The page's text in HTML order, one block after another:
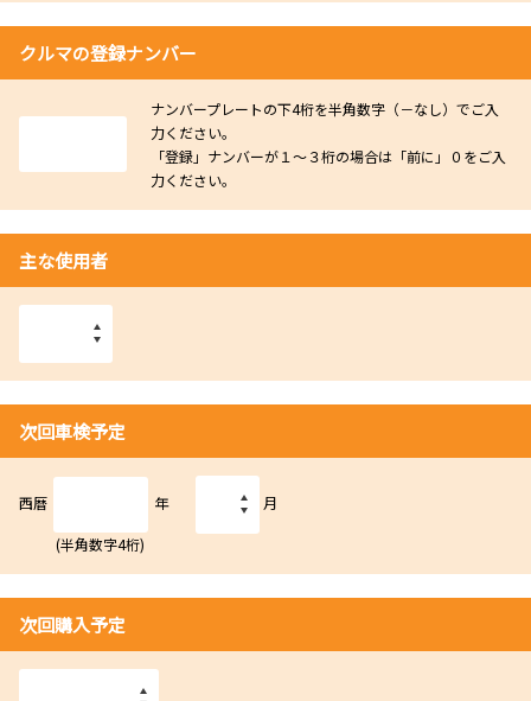
クルマの登録ナンバー
ナンバープレートの下4桁を半角数字（－なし）でご入
力ください。
「登録」ナンバーが１～３桁の場合は「前に」０をご入
力ください。
主な使用者
次回車検予定
西暦 年
(半角数字4桁)
月
次回購入予定